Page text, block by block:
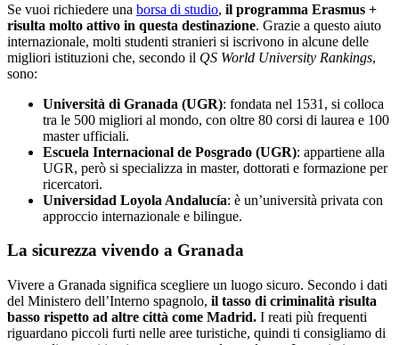
Se vuoi richiedere una borsa di studio, il programma Erasmus +
risulta molto attivo in questa destinazione. Grazie a questo aiuto
internazionale, molti studenti stranieri si iscrivono in alcune delle
migliori istituzioni che, secondo il QS World University Rankings,
sono:
Università di Granada (UGR): fondata nel 1531, si colloca
tra le 500 migliori al mondo, con oltre 80 corsi di laurea e 100
master ufficiali.
Escuela Internacional de Posgrado (UGR): appartiene alla
UGR, però si specializza in master, dottorati e formazione per
ricercatori.
Universidad Loyola Andalucía: è un’università privata con
approccio internazionale e bilingue.
La sicurezza vivendo a Granada
Vivere a Granada significa scegliere un luogo sicuro. Secondo i dati
del Ministero dell’Interno spagnolo, il tasso di criminalità risulta
basso rispetto ad altre città come Madrid. I reati più frequenti
riguardano piccoli furti nelle aree turistiche, quindi ti consigliamo di